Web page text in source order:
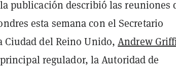
publicación describió las reuniones
esta semana con el Secretario
Ciudad del Reino Unido,Andrew
regulador, la Autoridad de